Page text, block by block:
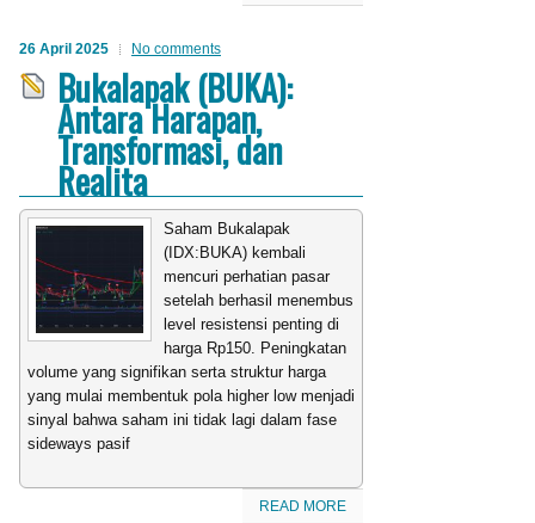
26 April 2025 No comments
Bukalapak (BUKA):
Antara Harapan,
Transformasi, dan
Realita
Saham Bukalapak
(IDX:BUKA) kembali
mencuri perhatian pasar
setelah berhasil menembus
level resistensi penting di
harga Rp150. Peningkatan
volume yang signifikan serta struktur harga
yang mulai membentuk pola higher low menjadi
sinyal bahwa saham ini tidak lagi dalam fase
sideways pasif
READ MORE